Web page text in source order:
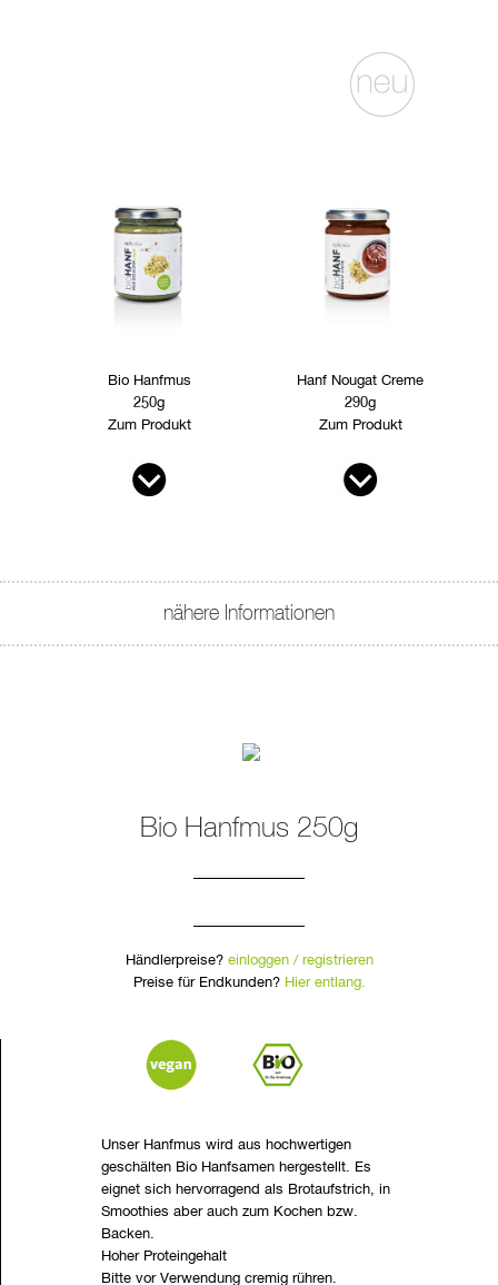
Bio Hanfmus
250g
Zum Produkt
Hanf Nougat Creme
290g
Zum Produkt
nähere Informationen
Bio Hanfmus 250g
Händlerpreise? einloggen / registrieren
Preise für Endkunden? Hier entlang.
Unser Hanfmus wird aus hochwertigen
geschälten Bio Hanfsamen hergestellt. Es
eignet sich hervorragend als Brotaufstrich, in
Smoothies aber auch zum Kochen bzw.
Backen.
Hoher Proteingehalt
Bitte vor Verwendung cremig rühren.